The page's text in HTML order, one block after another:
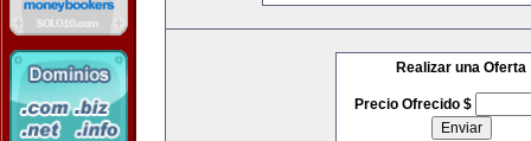
Realizar una Oferta
Precio Ofrecido $